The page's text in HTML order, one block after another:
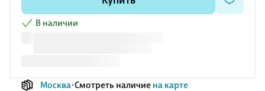
В наличии
Москва Смотреть наличие на карте